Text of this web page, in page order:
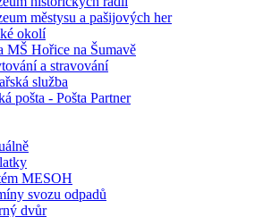
městysu a pašijových her
okolí
MŠ Hořice na Šumavě
a stravování
služba
pošta - Pošta Partner
MESOH
svozu odpadů
dvůr